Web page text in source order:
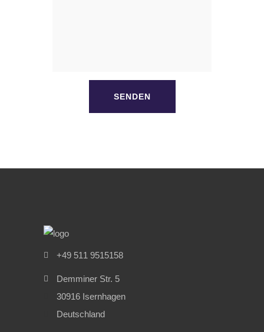
+49 511 9515158
Demminer Str. 5
30916 Isernhagen
Deutschland